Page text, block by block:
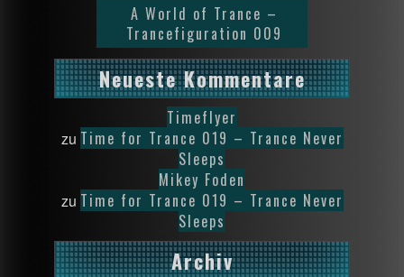
A World of Trance –
Trancefiguration 009
Neueste Kommentare
Timeflyer
zu Time for Trance 019 – Trance Never
Sleeps
Mikey Foden
zu Time for Trance 019 – Trance Never
Sleeps
Archiv